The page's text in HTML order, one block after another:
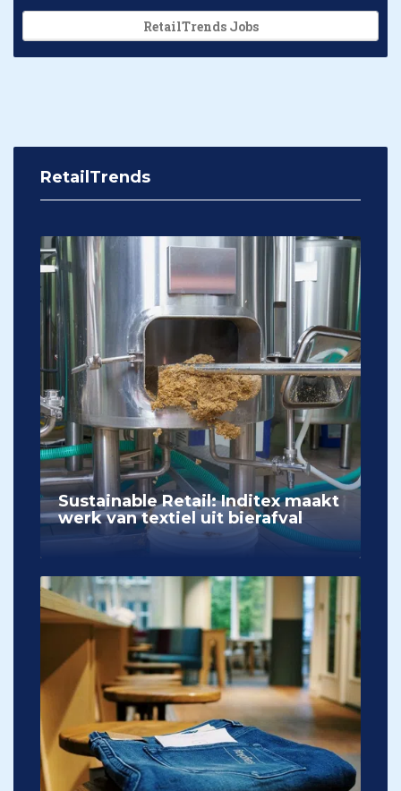
RetailTrends Jobs
RetailTrends
Sustainable Retail: Inditex maakt
werk van textiel uit bierafval